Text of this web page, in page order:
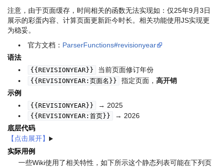
注意，由于页面缓存，时间相关的函数无法实现如：仅25年9月3日
展示的彩蛋内容、计算页面更新距今时长。相关功能使用JS实现更
为稳妥。
官方文档： ParserFunctions#revisionyear
语法
{{REVISIONYEAR}} 当前页面修订年份
{{REVISIONYEAR:页面名}} 指定页面，高开销
示例
{{REVISIONYEAR}} → 2025
{{REVISIONYEAR:首页}}
→ 2026
底层代码
实际用例
一些Wiki使用了相关特性，如下所示这个静态列表可能在下列页